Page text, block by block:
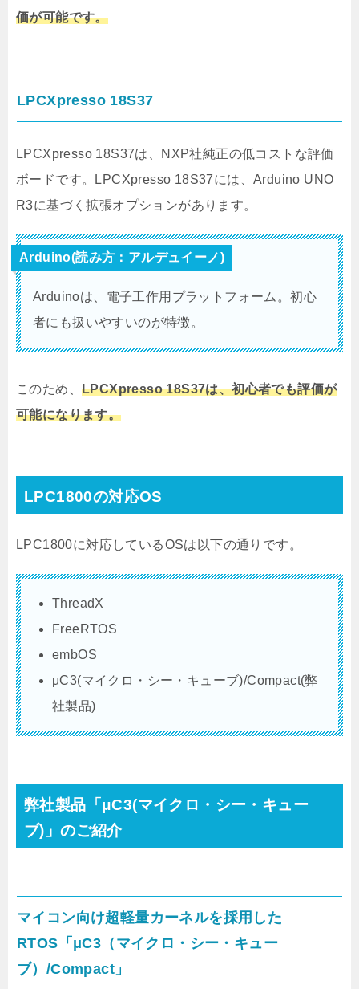
価が可能です。
LPCXpresso 18S37
LPCXpresso 18S37は、NXP社純正の低コストな評価
ボードです。LPCXpresso 18S37には、Arduino UNO
R3に基づく拡張オプションがあります。
Arduino(読み方：アルデュイーノ)
Arduinoは、電子工作用プラットフォーム。初心
者にも扱いやすいのが特徴。
このため、 LPCXpresso 18S37は、初心者でも評価が
可能になります。
LPC1800の対応OS
LPC1800に対応しているOSは以下の通りです。
ThreadX
FreeRTOS
embOS
μC3(マイクロ・シー・キューブ)/Compact(弊
社製品)
弊社製品「μC3(マイクロ・シー・キュー
ブ)」のご紹介
マイコン向け超軽量カーネルを採用した
RTOS「μC3（マイクロ・シー・キュー
ブ）/Compact」